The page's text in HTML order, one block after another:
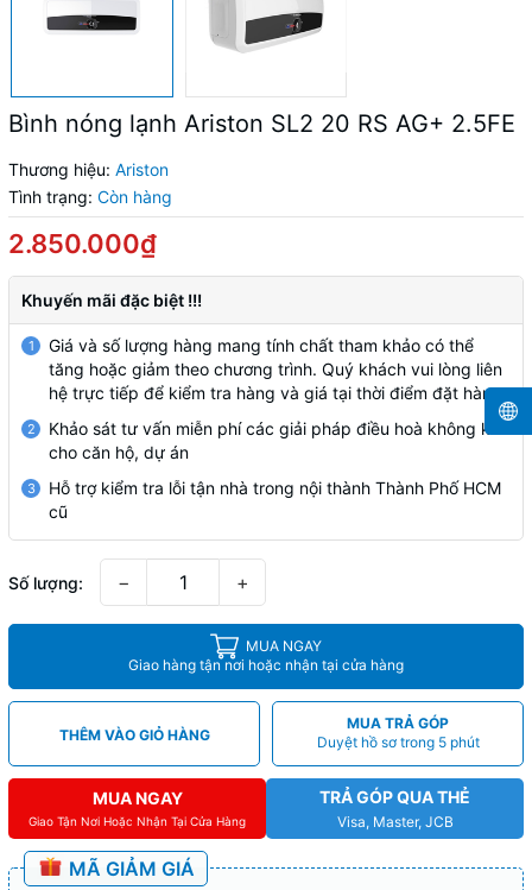
Bình nóng lạnh Ariston SL2 20 RS AG+ 2.5FE
Thương hiệu: Ariston
Tình trạng: Còn hàng
2.850.000₫
Khuyến mãi đặc biệt !!!
1
Giá và số lượng hàng mang tính chất tham khảo có thể
tăng hoặc giảm theo chương trình. Quý khách vui lòng liên
hệ trực tiếp để kiểm tra hàng và giá tại thời điểm đặt hàng
2
Khảo sát tư vấn miễn phí các giải pháp điều hoà không khí
cho căn hộ, dự án
3
Hỗ trợ kiểm tra lỗi tận nhà trong nội thành Thành Phố HCM
cũ
Số lượng: − +
MUA NGAY
Giao hàng tận nơi hoặc nhận tại cửa hàng
THÊM VÀO GIỎ HÀNG
MUA TRẢ GÓP
Duyệt hồ sơ trong 5 phút
MUA NGAY
Giao Tận Nơi Hoặc Nhận Tại Cửa Hàng
TRẢ GÓP QUA THẺ
Visa, Master, JCB
MÃ GIẢM GIÁ